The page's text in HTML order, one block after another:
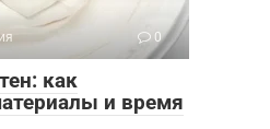
0
как
и время